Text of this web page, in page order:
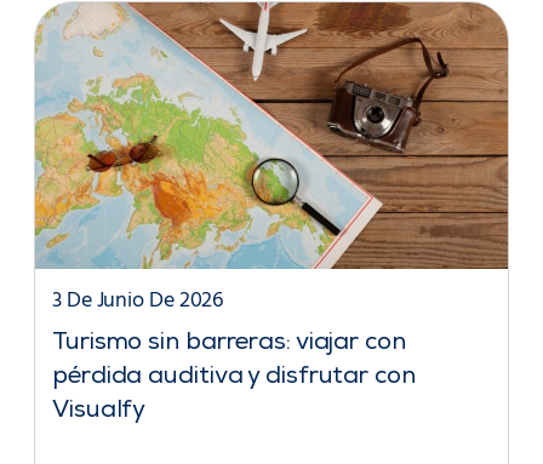
Turismo sin barreras: viajar con
pérdida auditiva y disfrutar con
Visualfy
3 De Junio De 2026